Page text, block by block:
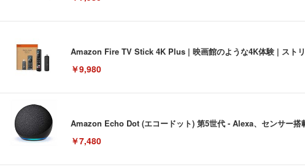
Amazon Fire TV Stick 4K Plus | 映画館のような4K体験 | スト
￥9,980
Amazon Echo Dot (エコードット) 第5世代 - Alexa、センサー搭
￥7,480